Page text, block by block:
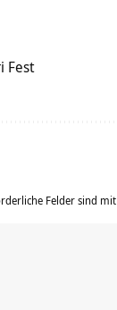
Fest
Felder sind mit